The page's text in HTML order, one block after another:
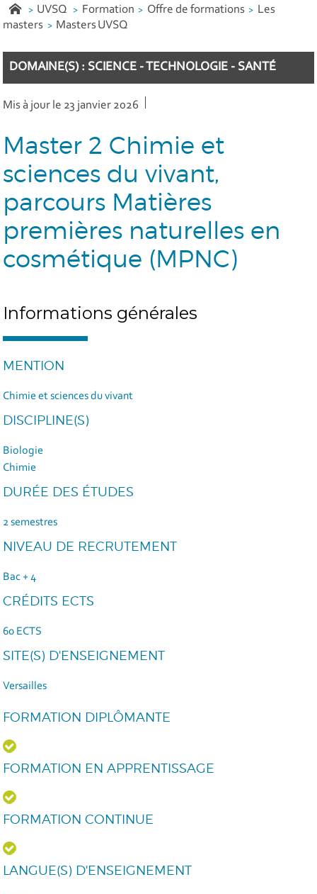
UVSQ Formation Offre de formations
Les
masters
Masters UVSQ
DOMAINE(S) : SCIENCE - TECHNOLOGIE - SANTÉ
Mis à jour le 23 janvier 2026
Master 2 Chimie et
sciences du vivant,
parcours Matières
premières naturelles en
cosmétique (MPNC)
Informations générales
MENTION
Chimie et sciences du vivant
DISCIPLINE(S)
Biologie
Chimie
DURÉE DES ÉTUDES
2 semestres
NIVEAU DE RECRUTEMENT
Bac + 4
CRÉDITS ECTS
60 ECTS
SITE(S) D'ENSEIGNEMENT
Versailles
FORMATION DIPLÔMANTE
FORMATION EN APPRENTISSAGE
FORMATION CONTINUE
LANGUE(S) D'ENSEIGNEMENT